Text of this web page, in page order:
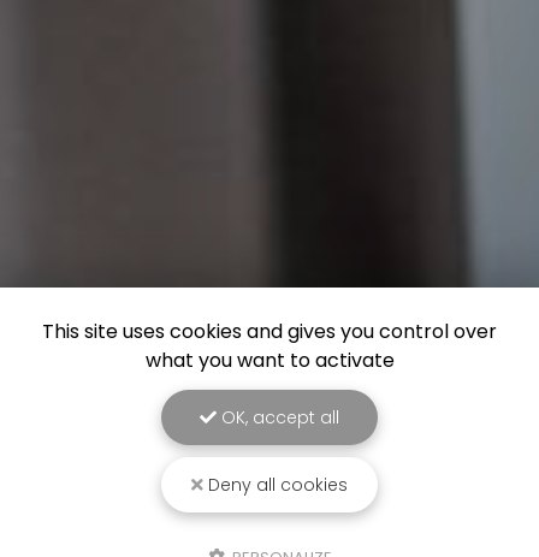
This site uses cookies and gives you control over
what you want to activate
OK, accept all
Deny all cookies